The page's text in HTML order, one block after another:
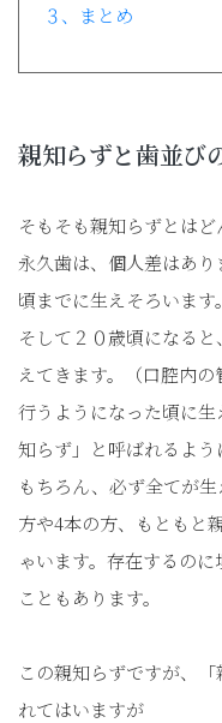
３、まとめ
親知らずと歯並び
そもそも親知らずとは
永久歯は、個人差はあ
頃までに生えそろいます。
そして２０歳頃になる
えてきます。（口腔内
行うようになった頃に
知らず」と呼ばれるよう
もちろん、必ず全てが
方や4本の方、もともと
ゃいます。存在するの
こともあります。
この親知らずですが、
れてはいますが